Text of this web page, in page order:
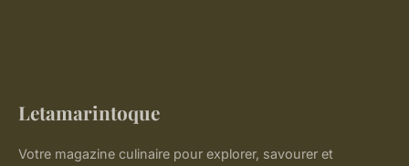
Letamarintoque
Votre magazine culinaire pour explorer, savourer et